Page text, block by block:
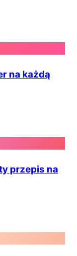
na każdą
przepis na